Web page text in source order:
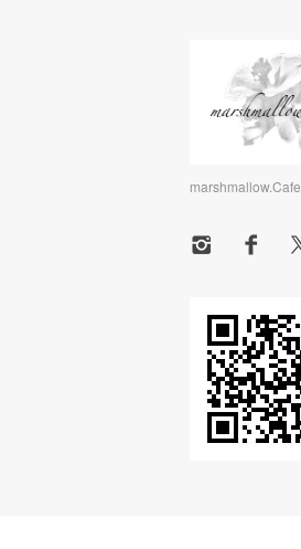
marshmallow.Cafe